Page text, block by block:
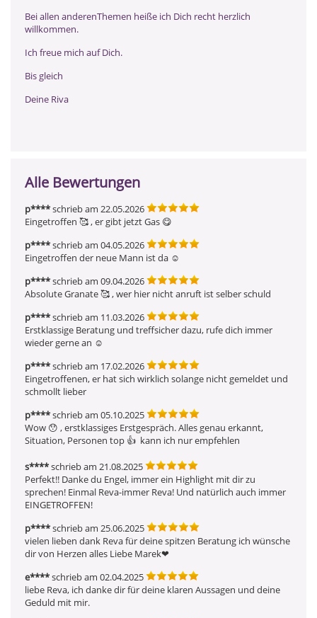
Bei allen anderenThemen heiße ich Dich recht herzlich
willkommen.
Ich freue mich auf Dich.
Bis gleich
Deine Riva
Alle Bewertungen
p****schrieb am 22.05.2026
Eingetroffen 🥰 , er gibt jetzt Gas 😋
p****schrieb am 04.05.2026
Eingetroffen der neue Mann ist da ☺ ️
p****schrieb am 09.04.2026
Absolute Granate 🥰 , wer hier nicht anruft ist selber schuld
p****schrieb am 11.03.2026
Erstklassige Beratung und treffsicher dazu, rufe dich immer
wieder gerne an ☺ ️
p****schrieb am 17.02.2026
Eingetroffenen, er hat sich wirklich solange nicht gemeldet und
schmollt lieber
p****schrieb am 05.10.2025
Wow 😯 , erstklassiges Erstgespräch. Alles genau erkannt,
Situation, Personen top 👍  kann ich nur empfehlen
s****schrieb am 21.08.2025
Perfekt!! Danke du Engel, immer ein Highlight mit dir zu
sprechen! Einmal Reva-immer Reva! Und natürlich auch immer
EINGETROFFEN!
p****schrieb am 25.06.2025
vielen lieben dank Reva für deine spitzen Beratung ich wünsche
dir von Herzen alles Liebe Marek❤ ️
e****schrieb am 02.04.2025
liebe Reva, ich danke dir für deine klaren Aussagen und deine
Geduld mit mir.